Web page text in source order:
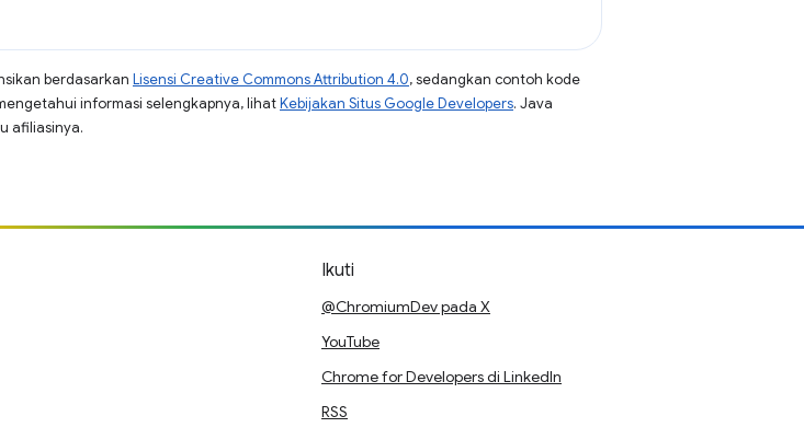
berdasarkan Lisensi Creative Commons Attribution 4.0, sedangkan contoh kode
informasi selengkapnya, lihatKebijakan Situs Google Developers. Java
afiliasinya.
Ikuti
@ChromiumDev pada X
YouTube
Chrome for Developers di LinkedIn
RSS